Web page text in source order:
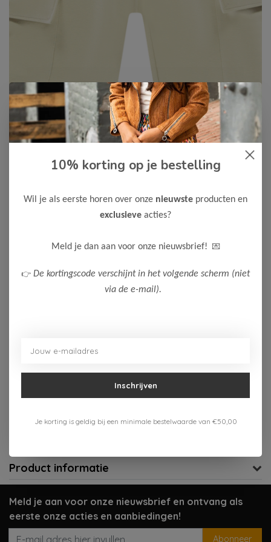
Cars Jeans -50%
17,50 34,99
104 116 128 140 152
164 176
Aan verlanglijst toevoegen
Verzenden 1-3 werkdagen
Product informatie
Meld je aan voor onze nieuwsbrief en ontvang als
eerste onze acties en aanbiedingen!
Abonneer
10% korting op je bestelling
Wil je als eerste horen over onze nieuwste producten en
exclusieve acties?
Meld je dan aan voor onze nieuwsbrief! 💌
👉 De kortingscode verschijnt in het volgende scherm (niet
via de e-mail).
Inschrijven
Je korting is geldig bij een minimale bestelwaarde van €50,00